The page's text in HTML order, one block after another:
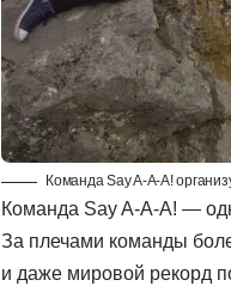
Команда Say A-A-A!
Команда Say A-A-A! —
За плечами команды
и даже мировой рекорд